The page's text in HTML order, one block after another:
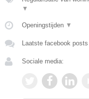
▼
Openingstijden ▼
Laatste facebook posts
Sociale media: